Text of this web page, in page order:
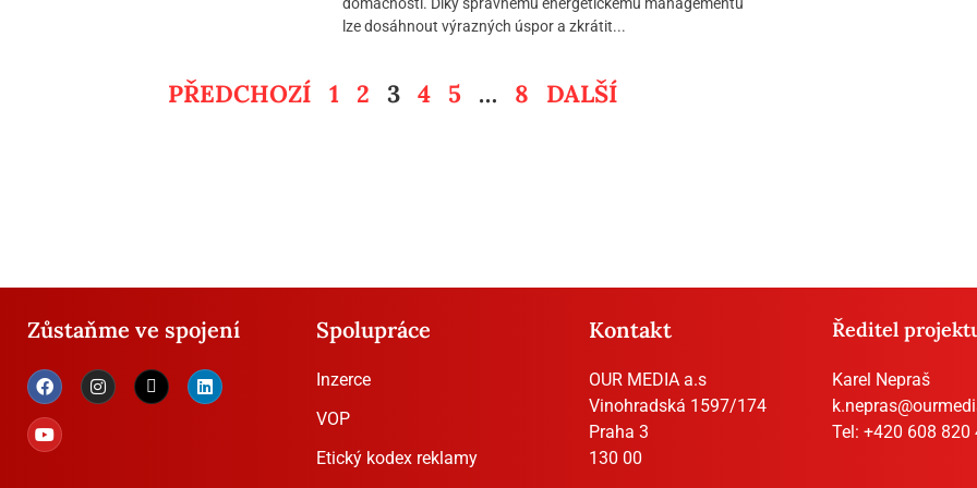
lze dosáhnout výrazných úspor a zkrátit...
PŘEDCHOZÍ 1 2 3 4 5 … 8 DALŠÍ
Zůstaňme ve spojení Spolupráce
Inzerce
VOP
Etický kodex reklamy
Kontakt
OUR MEDIA a.s
Vinohradská 1597/174
Praha 3
130 00
Ředitel
Karel Nepraš
Tel: +420 608 820